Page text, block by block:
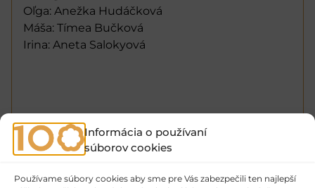
Informácia o používaní
súborov cookies
Používame súbory cookies aby sme pre Vás zabezpečili ten najlepší
Oľga: Anežka Hudáčková
Máša: Tímea Bučková
Irina: Aneta Salokyová